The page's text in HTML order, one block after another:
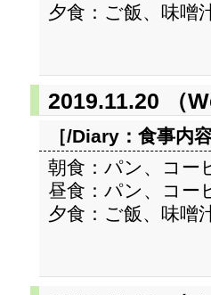
夕食：ご飯、味噌
2019.11.20 （
［/Diary： 食事内
朝食：パン、コー
昼食：パン、コー
夕食：ご飯、味噌